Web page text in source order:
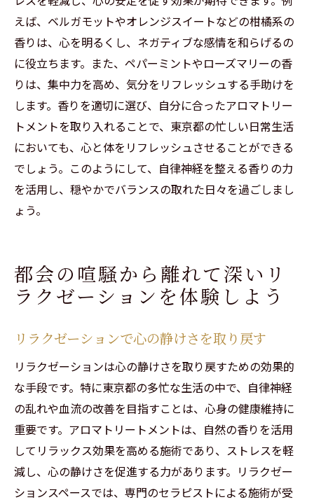
えば、ベルガモットやオレンジスイートなどの柑橘系の
香りは、心を明るくし、ネガティブな感情を和らげるの
に役立ちます。また、ペパーミントやローズマリーの香
りは、集中力を高め、気分をリフレッシュする手助けを
します。香りを適切に選び、自分に合ったアロマトリー
トメントを取り入れることで、東京都の忙しい日常生活
においても、心と体をリフレッシュさせることができる
でしょう。このようにして、自律神経を整える香りの力
を活用し、穏やかでバランスの取れた日々を過ごしまし
ょう。
都会の喧騒から離れて深いリ
ラクゼーションを体験しよう
リラクゼーションで心の静けさを取り戻す
リラクゼーションは心の静けさを取り戻すための効果的
な手段です。特に東京都の多忙な生活の中で、自律神経
の乱れや血流の改善を目指すことは、心身の健康維持に
重要です。アロマトリートメントは、自然の香りを活用
してリラックス効果を高める施術であり、ストレスを軽
減し、心の静けさを促進する力があります。リラクゼー
ションスペースでは、専門のセラピストによる施術が受